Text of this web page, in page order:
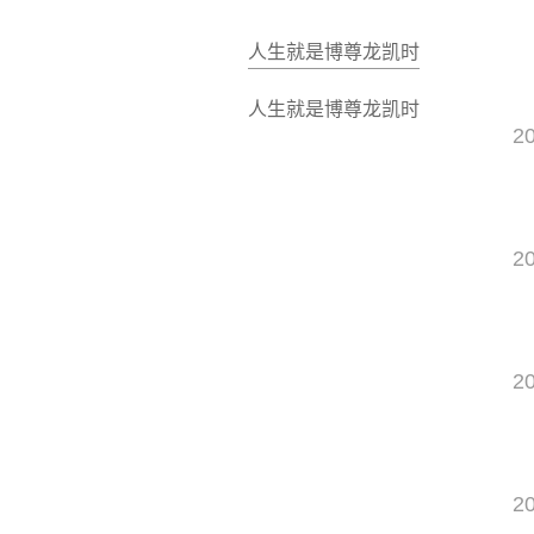
人生就是博尊龙凯时
人生就是博尊龙凯时